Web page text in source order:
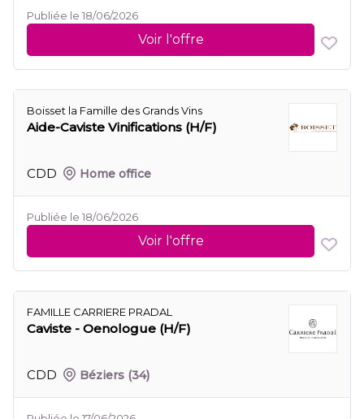
Publiée le 18/06/2026
Voir l'offre
Boisset la Famille des Grands Vins
Aide-Caviste Vinifications (H/F)
CDD Home office
Publiée le 18/06/2026
Voir l'offre
FAMILLE CARRIERE PRADAL
Caviste - Oenologue (H/F)
CDD Béziers (34)